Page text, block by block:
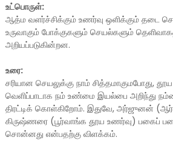
உட்பொருள்:
ஆத்ம வளர்ச்சிக்கும் உணர்வு ஒளிக்கும் தடை
உருவாகும் போக்குகளும் செயல்களும்
அறியப்படுகின்றன.
உரை:
சரியான செயலுக்கு நாம் சித்தமாகுமபோது,
வெளிப்பாடாக நம் உண்மை இயல்பை அறிந்து
திரட்டிக் கொள்கிறோம். இதுவே, அர்ஜுனன்
கிருஷ்ணரை (பூர்வாங்க தூய உணர்வு) பகைப்
சொன்னது என்பதற்கு விளக்கம்.